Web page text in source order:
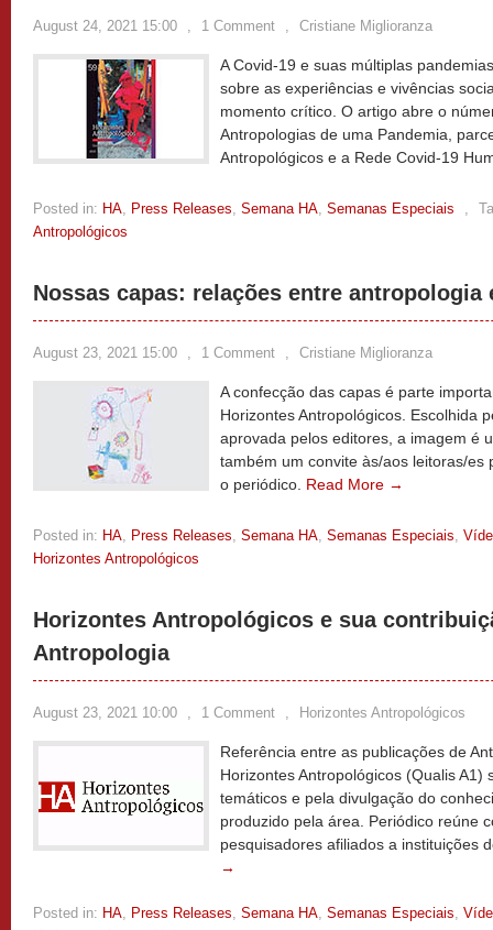
August 24, 2021 15:00 , 1 Comment , Cristiane Miglioranza
A Covid-19 e suas múltiplas
sobre as experiências e vivências
momento crítico. O artigo abre o
Antropologias de uma Pandemia,
Antropológicos e a Rede Covid-19
Posted in: HA, Press Releases, Semana HA, Semanas Especiais ,
Antropológicos
Nossas capas: relações entre antropologia
August 23, 2021 15:00 , 1 Comment , Cristiane Miglioranza
A confecção das capas é parte
Horizontes Antropológicos. Escolhida
aprovada pelos editores, a imagem é
também um convite às/aos leitoras/
o periódico. Read More →
Posted in: HA, Press Releases, Semana HA, Semanas Especiais,
Horizontes Antropológicos
Horizontes Antropológicos e sua
Antropologia
August 23, 2021 10:00 , 1 Comment , Horizontes Antropológicos
Referência entre as publicações de
Horizontes Antropológicos (Qualis
temáticos e pela divulgação do
produzido pela área. Periódico reúne
pesquisadores afiliados a instituições
→
Posted in: HA, Press Releases, Semana HA, Semanas Especiais,